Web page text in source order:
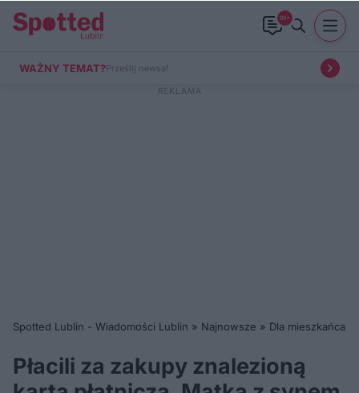
99+
WAŻNY TEMAT?Prześlij newsa!
Spotted Lublin - Wiadomości Lublin » Najnowsze » Dla mieszkańca
Płacili za zakupy znalezioną